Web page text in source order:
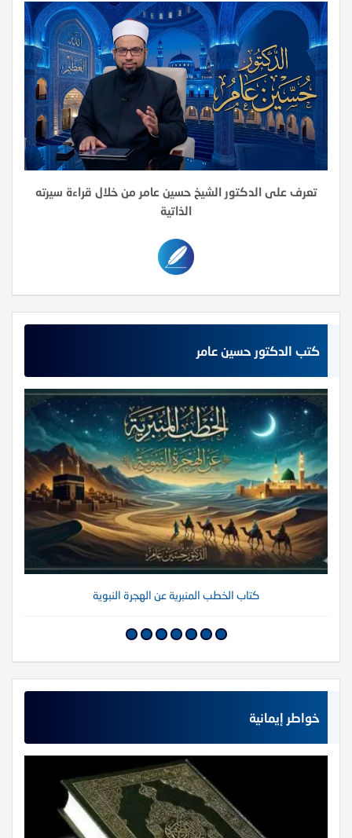
تعرف على الدكتور الشيخ حسين عامر من خلال قراءة سيرته
الذاتية
كتب الدكتور حسين عامر
كتاب الخطب المنبرية عن الهجرة النبوية
خواطر إيمانية